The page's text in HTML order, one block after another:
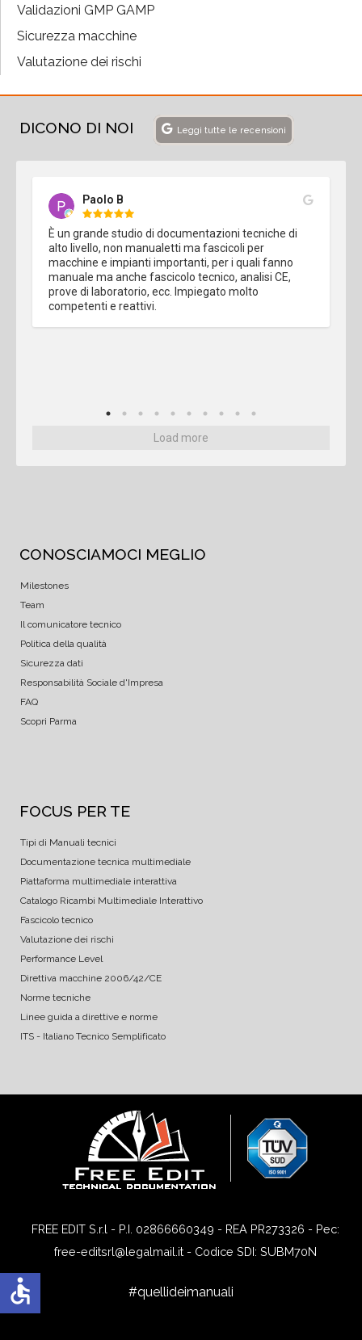
Validazioni GMP GAMP
Sicurezza macchine
Valutazione dei rischi
DICONO DI NOI Leggi tutte le recensioni
Paolo B
È un grande studio di documentazioni tecniche di
alto livello, non manualetti ma fascicoli per
macchine e impianti importanti, per i quali fanno
manuale ma anche fascicolo tecnico, analisi CE,
prove di laboratorio, ecc. Impiegato molto
competenti e reattivi.
Load more
CONOSCIAMOCI MEGLIO
Milestones
Team
Il comunicatore tecnico
Politica della qualità
Sicurezza dati
Responsabilità Sociale d'Impresa
FAQ
Scopri Parma
FOCUS PER TE
Tipi di Manuali tecnici
Documentazione tecnica multimediale
Piattaforma multimediale interattiva
Catalogo Ricambi Multimediale Interattivo
Fascicolo tecnico
Valutazione dei rischi
Performance Level
Direttiva macchine 2006/42/CE
Norme tecniche
Linee guida a direttive e norme
ITS - Italiano Tecnico Semplificato
FREE EDIT S.r.l - P.I. 02866660349 - REA PR273326 - Pec:
free-editsrl@legalmail.it - Codice SDI: SUBM70N
#quellideimanuali
accessible